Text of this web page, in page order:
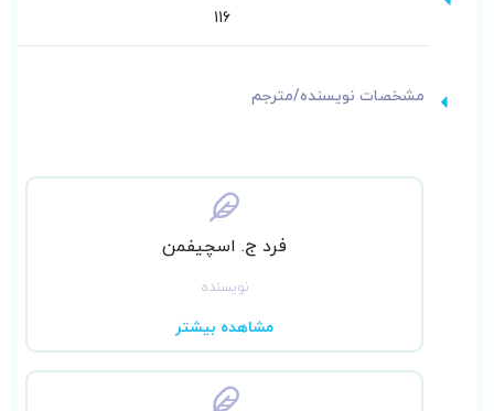
116
مشخصات نویسنده/مترجم
فرد ج. اسچیفمن
نویسنده
مشاهده بیشتر